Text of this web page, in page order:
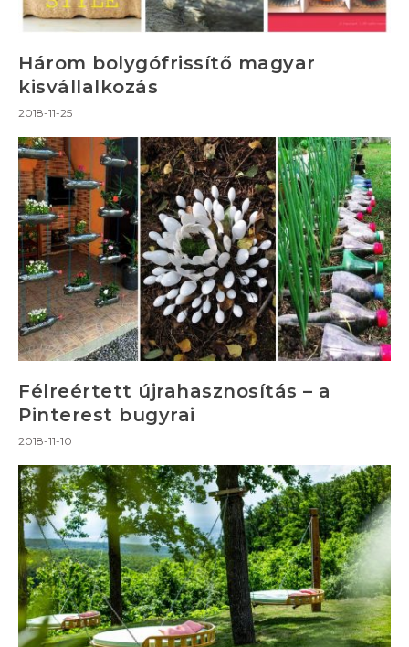
Három bolygófrissítő magyar
kisvállalkozás
2018-11-25
Félreértett újrahasznosítás – a
Pinterest bugyrai
2018-11-10